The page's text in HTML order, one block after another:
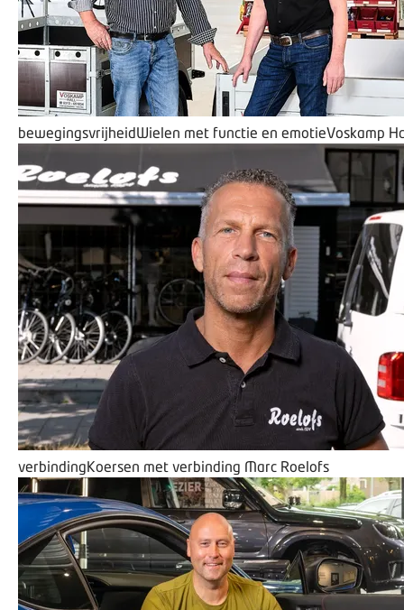
bewegingsvrijheidWielen met functie en emotieVoskamp
verbindingKoersen met verbinding Marc Roelofs